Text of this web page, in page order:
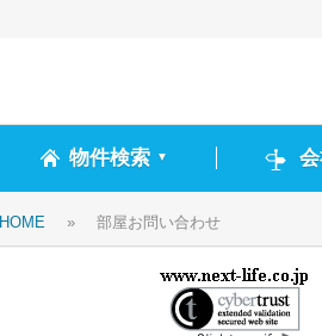
物件検索 ▼
HOME » 部屋お問い合わせ